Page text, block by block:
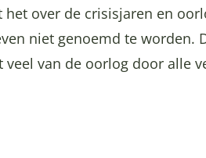
het over de crisisjaren en
niet genoemd te worden.
veel van de oorlog door alle